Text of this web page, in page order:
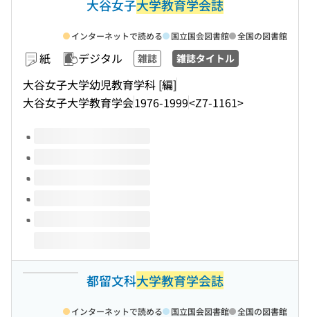
大谷女子大学教育学会誌
紙 デジタル 雑誌 雑誌タイトル
大谷女子大学幼児教育学科 [編]
大谷女子大学教育学会1976-1999<Z7-1161>
インターネットで読める 国立国会図書館 全国の図書館
このタイトルの巻号
都留文科大学教育学会誌
インターネットで読める 国立国会図書館 全国の図書館